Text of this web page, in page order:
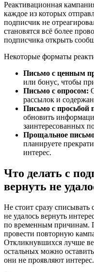
Реактивационная
каждое из которых
подписчик не
становятся всё более
подписчика открыть
Некоторые форматы
Письмо с ценным
или бонус, чтобы
Письмо с опросом:
рассылок и
Письмо с просьбой
обновить
заинтересованных
Прощальное
планируете
интерес.
Что делать с
вернуть не
Не стоит сразу списывать
не удалось вернуть
по временным причинам.
провести повторную
Откликнувшихся лучше
остальных можно
они не проявляют интерес.